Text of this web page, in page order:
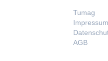
Tumag
Impressum
AGB